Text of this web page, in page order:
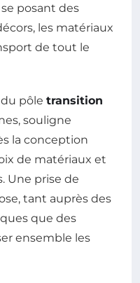
posant des
les matériaux
de tout le
pôle transition
souligne
la conception
de matériaux et
Une prise de
tant auprès des
que des
ensemble les